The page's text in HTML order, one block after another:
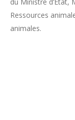
Ressources
animales.